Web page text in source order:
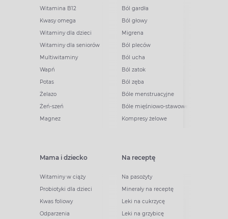
Witamina B12
Kwasy omega
Witaminy dla dzieci
Witaminy dla seniorów
Multiwitaminy
Wapń
Potas
Żelazo
Żeń-szeń
Magnez
Ból gardła
Ból głowy
Migrena
Ból pleców
Ból ucha
Ból zatok
Ból zęba
Bóle menstruacyjne
Bóle mięśniowo-stawowe
Kompresy żelowe
Mama i dziecko
Witaminy w ciąży
Probiotyki dla dzieci
Kwas foliowy
Odparzenia
Na receptę
Na pasożyty
Minerały na receptę
Leki na cukrzycę
Leki na grzybicę